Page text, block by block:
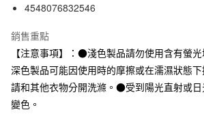
臺灣中小企業銀行
匯豐（台灣）商業銀行
聯邦商業銀行
元大商業銀行
永豐商業
玉山商業銀行
星展（台
台新國際商業銀行
中國信託
台灣樂天信用卡公司
Apple Pay
街口支付
悠遊付
運送方式
4548076832546
銷售重點
【注意事項】：●淺色製品請勿使用含有螢
深色製品可能因使用時的摩擦或在濡濕狀態
請和其他衣物分開洗滌。●受到陽光直射或
變色。